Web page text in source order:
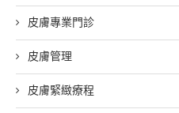
皮膚專業門診
皮膚管理
皮膚緊緻療程